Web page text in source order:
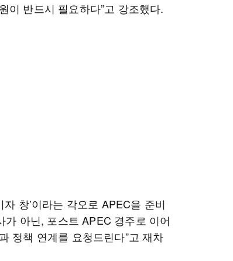
이 반드시 필요하다”고 강조했다.
창’이라는 각오로 APEC을 준비
가 아닌, 포스트 APEC 경주로 이어
정책 연계를 요청드린다”고 재차